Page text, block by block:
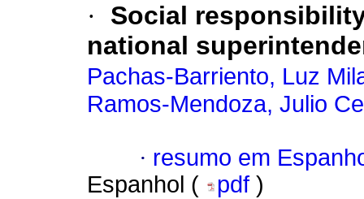
·
Social
national
Pachas-Barriento, Luz
Ramos-Mendoza, Julio
· resumo em
Espanhol (
pdf )